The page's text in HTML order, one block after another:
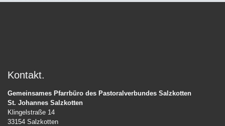
Kontakt
Gemeinsames Pfarrbüro des Pastoralverbundes Salzkotten
St. Johannes Salzkotten
Klingelstraße 14
33154 Salzkotten